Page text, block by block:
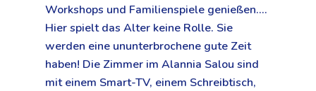
Workshops und Familienspiele genießen....
Hier spielt das Alter keine Rolle. Sie
werden eine ununterbrochene gute Zeit
haben! Die Zimmer im Alannia Salou sind
mit einem Smart-TV, einem Schreibtisch,